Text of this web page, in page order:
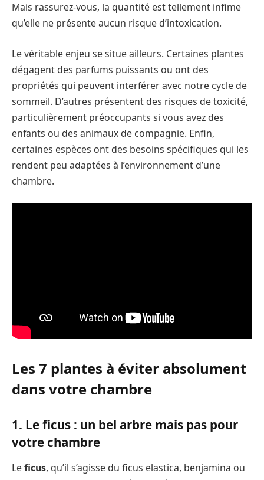
Mais rassurez-vous, la quantité est tellement infime
qu’elle ne présente aucun risque d’intoxication.
Le véritable enjeu se situe ailleurs. Certaines plantes
dégagent des parfums puissants ou ont des
propriétés qui peuvent interférer avec notre cycle de
sommeil. D’autres présentent des risques de toxicité,
particulièrement préoccupants si vous avez des
enfants ou des animaux de compagnie. Enfin,
certaines espèces ont des besoins spécifiques qui les
rendent peu adaptées à l’environnement d’une
chambre.
Les 7 plantes à éviter absolument
dans votre chambre
1. Le ficus : un bel arbre mais pas pour
votre chambre
Leficus, qu’il s’agisse du ficus elastica, benjamina ou